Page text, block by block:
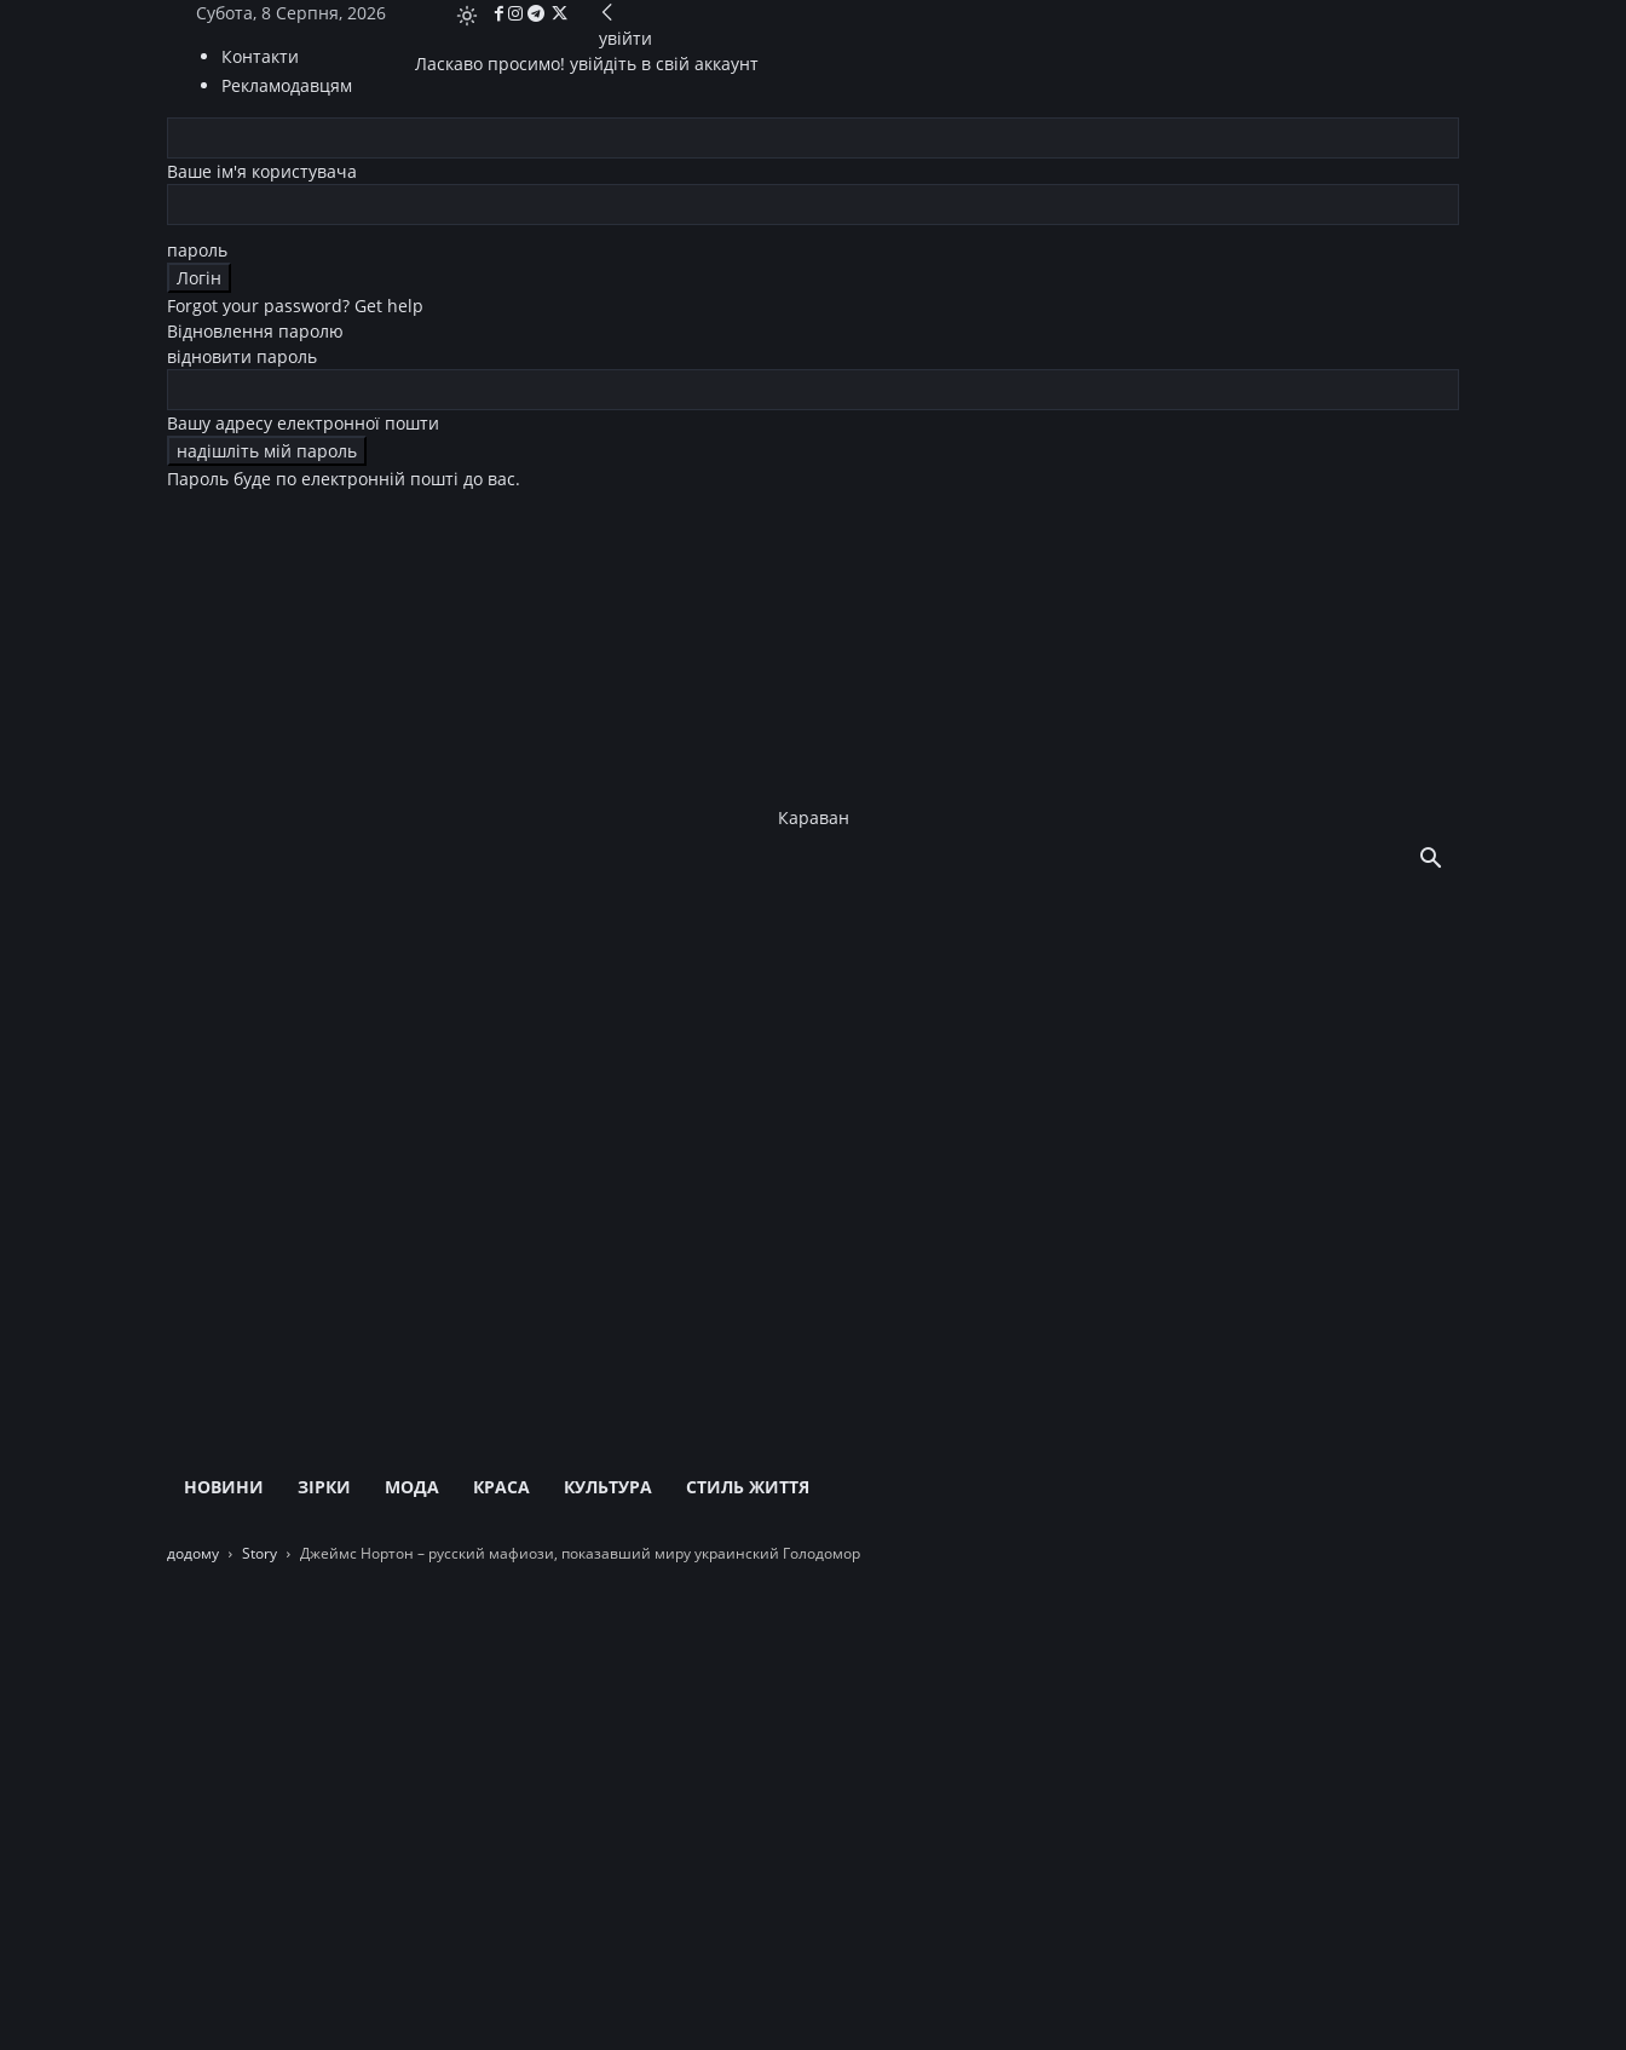
Субота, 8 Серпня, 2026
Контакти
Рекламодавцям
увійти
Ласкаво просимо! увійдіть в свій аккаунт
Ваше ім'я користувача
пароль
Forgot your password? Get help
Відновлення паролю
відновити пароль
Вашу адресу електронної пошти
Пароль буде по електронній пошті до вас.
Караван
НОВИНИ ЗІРКИ МОДА КРАСА КУЛЬТУРА СТИЛЬ ЖИТТЯ
додому Story Джеймс Нортон – русский мафиози, показавший миру украинский Голодомор